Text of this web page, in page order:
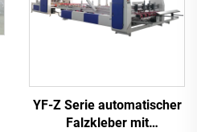
YF-Z Serie automatischer
Falzkleber mit